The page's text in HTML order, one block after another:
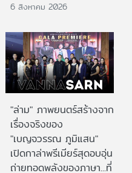
6 สิงหาคม 2026
"ล่าม" ภาพยนตร์สร้างจาก
เรื่องจริงของ
"เบญจวรรณ ภูมิแสน"
เปิดกาล่าพรีเมียร์สุดอบอุ่น
ถ่ายทอดพลังของภาษา...ที่